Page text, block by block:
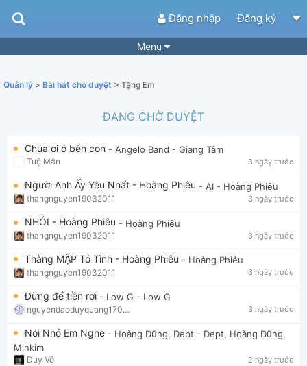
Đăng nhập Đăng ký
Menu
Tìm theo hợp âm Tải ứng dụng
Yêu cầu hợp âm
Khóa học
Tắt quảng cáo
Quản lý > Bài hát chờ duyệt > Tặng Em
ĐANG CHỜ DUYỆT
Chúa ơi ở bên con - Angelo Band - Giang Tâm
Tuệ Mẫn 3 ngày trước
Người Anh Ấy Yêu Nhất - Hoàng Phiêu - AI - Hoàng Phiêu
thangnguyen19032011 3 ngày trước
NHÓI - Hoàng Phiêu - Hoàng Phiêu
thangnguyen19032011 3 ngày trước
Thằng MẬP Tỏ Tình - Hoàng Phiêu - Hoàng Phiêu
thangnguyen19032011 3 ngày trước
Đừng để tiền rơi - Low G - Low G
nguyendaoduyquang17021 3 ngày trước
Nói Nhỏ Em Nghe - Hoàng Dũng, Dept - Dept, Hoàng Dũng,
Minkim
Duy Võ 2 ngày trước